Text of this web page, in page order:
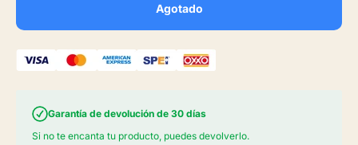
Agotado
Garantía de devolución de 30 días
Si no te encanta tu producto, puedes devolverlo.